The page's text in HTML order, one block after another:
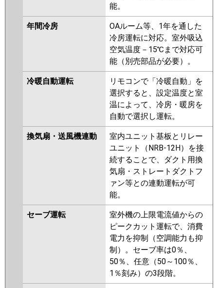
能。
年間冷房
OAルーム等、1年を通した
冷房運転に対応。室外吸込
空気温度－15℃まで対応可
能（別売部品が必要）。
冷暖自動運転
リモコンで「冷暖自動」を
選択すると、設定温度と室
温によって、冷房・暖房を
自動で選択し運転。
換気扇・送風機連動
室内ユニット基板とリレー
ユニット（NRB-12H）を接
続することで、ダクト用換
気扇・ストレートダクトフ
ァン等との連動運転が可
能。
セーブ運転
室外機の上限電流値からの
ピークカット運転で、消費
電力を抑制（空調能力も抑
制）。セーブ率は0％、
50％、任意（50～100％、
1％刻み）の3段階。